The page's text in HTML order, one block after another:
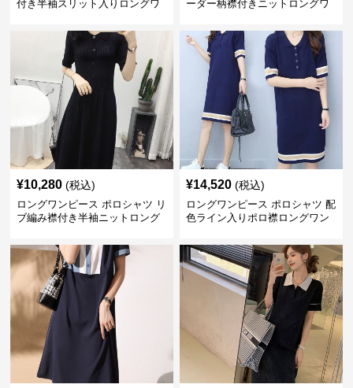
付き半袖スリット入りロングワ
ーダー柄襟付きニットロングワ
¥10,280 (税込)
ロングワンピース ポロシャツ リ
ブ編み襟付き半袖ニットロング
¥14,520 (税込)
ロングワンピース ポロシャツ 配
色ライン入りポロ襟ロングワン